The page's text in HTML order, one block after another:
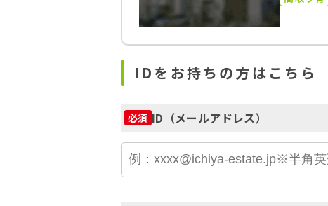
IDをお持ちの方はこちら
必須 ID（メールアドレス）